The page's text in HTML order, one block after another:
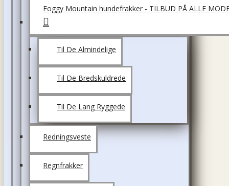
Foggy Mountain hundefrakker - TILBUD PÅ ALLE
Til De Almindelige
Til De Bredskuldrede
Til De Lang Ryggede
Redningsveste
Regnfrakker